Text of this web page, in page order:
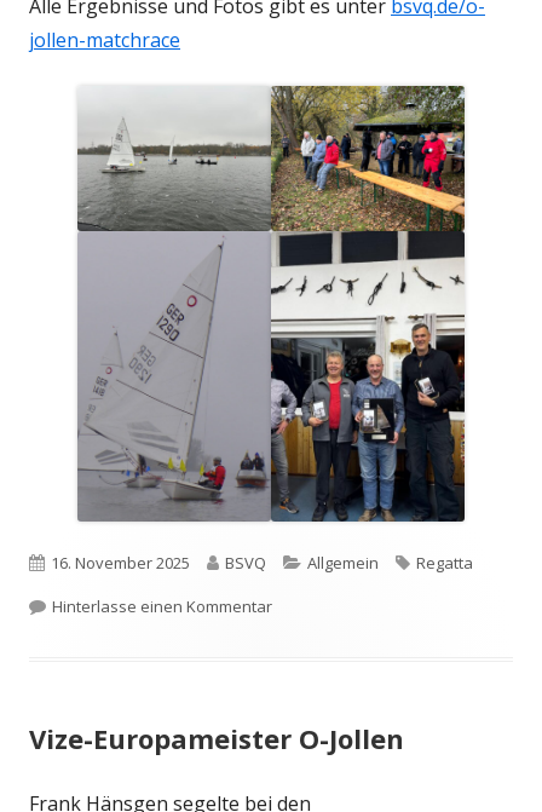
Alle Ergebnisse und Fotos gibt es unter bsvq.de/o-
jollen-matchrace
Veröffentlicht
am
16. November 2025 Autor
BSVQ Kategorien
Allgemein Schlagwörter
Regatta
Hinterlasse einen Kommentarzu 4. O-Jollen Matchrace
Vize-Europameister O-Jollen
Frank Hänsgen segelte bei den